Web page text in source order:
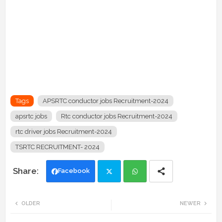
Tags APSRTC conductor jobs Recruitment-2024
apsrtc jobs Rtc conductor jobs Recruitment-2024
rtc driver jobs Recruitment-2024
TSRTC RECRUITMENT- 2024
Facebook
NEWER
OLDER